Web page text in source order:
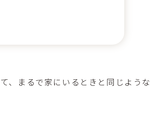
、まるで家にいるときと同じような